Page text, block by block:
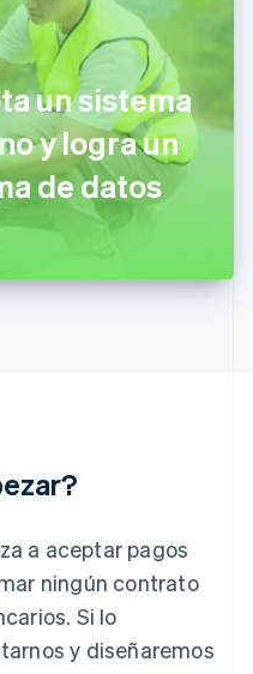
un sistema
y logra un
de datos
a aceptar pagos
ningún contrato
Si lo
y diseñaremos